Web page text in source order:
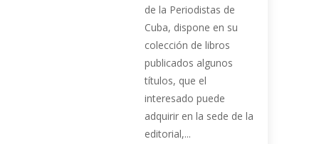
de la Periodistas de
Cuba, dispone en su
colección de libros
publicados algunos
títulos, que el
interesado puede
adquirir en la sede de la
editorial,...